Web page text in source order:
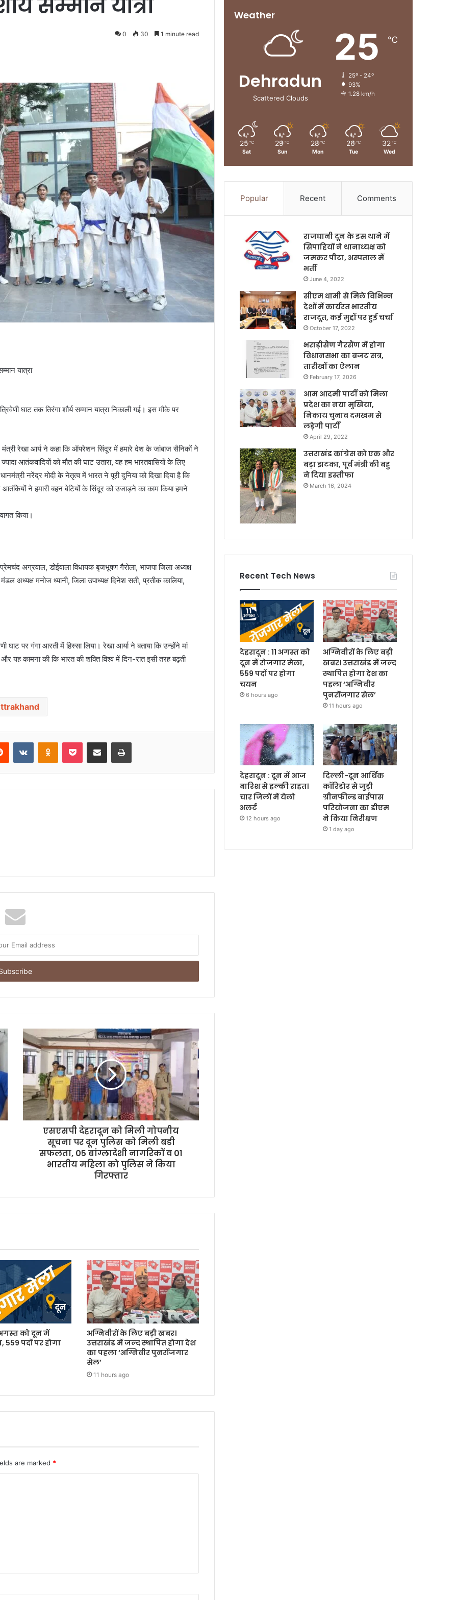
सम्मान यात्रा
0 30 1 minute read
यात्रा
घाट तक तिरंगा शौर्य सम्मान यात्रा निकाली गई। इस मौके पर
मंत्री रेखा आर्य ने कहा कि ऑपरेशन सिंदूर में हमारे देश के जांबाज सैनिकों ने
आतंकवादियों को मौत की घाट उतारा, वह हम भारतवासियों के लिए
नरेंद्र मोदी के नेतृत्व में भारत ने पूरी दुनिया को दिखा दिया है कि
ने हमारी बहन बेटियों के सिंदूर को उजाड़ने का काम किया हमने
किया।
अग्रवाल, डोईवाला विधायक बृजभूषण गैरोला, भाजपा जिला अध्यक्ष
अध्यक्ष मनोज ध्यानी, जिला उपाध्यक्ष दिनेश सती, प्रतीक कालिया,
घाट पर गंगा आरती में हिस्सा लिया। रेखा आर्या ने बताया कि उन्होंने मां
यह कामना की कि भारत की शक्ति विश्व में दिन-रात इसी तरह बढ़ती
एसएसपी देहरादून को मिली गोपनीय
सूचना पर दून पुलिस को मिली बडी
सफलता, 05 बांग्लादेशी नागरिकों व 01
भारतीय महिला को पुलिस ने किया
गिरफ्तार
अगस्त को दून में
559 पदों पर होगा
अग्निवीरों के लिए बड़ी खबर।
उत्तराखंड में जल्द स्थापित होगा देश
का पहला ‘अग्निवीर पुनर्रोजगार
सेल’
11 hours ago
are marked *
Weather
Dehradun
Scattered Clouds
25 ℃
25º - 24º
93%
1.28 km/h
25 ℃
Sat
29 ℃
Sun
28 ℃
Mon
26 ℃
Tue
32 ℃
Wed
Popular Recent Comments
राजधानी दून के इस थाने में
सिपाहियों ने थानाध्यक्ष को
जमकर पीटा, अस्पताल में
भर्ती
June 4, 2022
सीएम धामी से मिले विभिन्न
देशों में कार्यरत भारतीय
राजदूत, कई मुद्दों पर हुई चर्चा
October 17, 2022
भराड़ीसैंण गैरसैंण में होगा
विधानसभा का बजट सत्र,
तारीखों का ऐलान
February 17, 2026
आम आदमी पार्टी को मिला
प्रदेश का नया मुखिया,
निकाय चुनाव दमखम से
लड़ेगी पार्टी
April 29, 2022
उत्तराखंड कांग्रेस को एक और
बड़ा झटका, पूर्व मंत्री की बहु
ने दिया इस्तीफा
March 16, 2024
Recent Tech News
देहरादून : 11 अगस्त को
दून में रोजगार मेला,
559 पदों पर होगा
चयन
6 hours ago
अग्निवीरों के लिए बड़ी
खबर। उत्तराखंड में जल्द
स्थापित होगा देश का
पहला ‘अग्निवीर
पुनर्रोजगार सेल’
11 hours ago
देहरादून : दून में आज
बारिश से हल्की राहत।
चार जिलों में येलो
अलर्ट
12 hours ago
दिल्ली-दून आर्थिक
कॉरिडोर से जुड़ी
ग्रीनफील्ड बाईपास
परियोजना का डीएम
ने किया निरीक्षण
1 day ago